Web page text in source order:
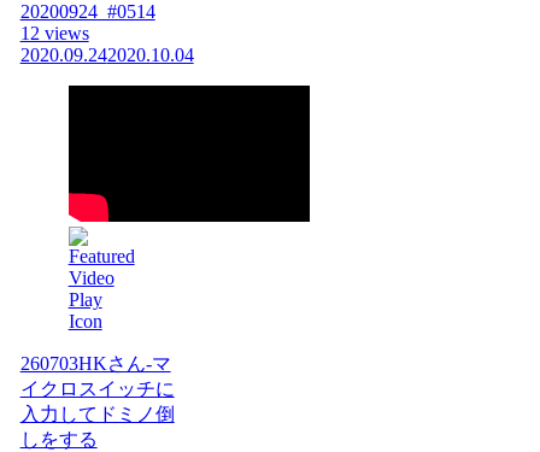
20200924_#0514
12 views
2020.09.242020.10.04
260703HKさん-マ
イクロスイッチに
入力してドミノ倒
しをする